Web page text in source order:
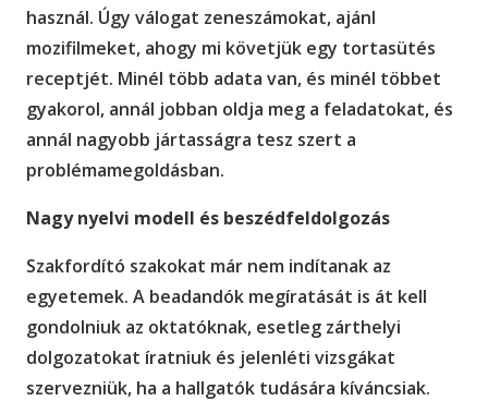
használ. Úgy válogat zeneszámokat, ajánl
mozifilmeket, ahogy mi követjük egy tortasütés
receptjét. Minél több adata van, és minél többet
gyakorol, annál jobban oldja meg a feladatokat, és
annál nagyobb jártasságra tesz szert a
problémamegoldásban.
Nagy nyelvi modell és beszédfeldolgozás
Szakfordító szakokat már nem indítanak az
egyetemek. A beadandók megíratását is át kell
gondolniuk az oktatóknak, esetleg zárthelyi
dolgozatokat íratniuk és jelenléti vizsgákat
szervezniük, ha a hallgatók tudására kíváncsiak.